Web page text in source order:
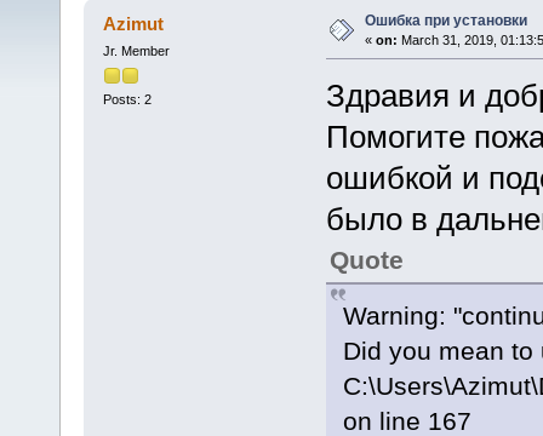
Azimut
Jr. Member
Posts: 2
Ошибка при установки
« on: March 31, 2019,
Здравия и
Помогите
ошибкой и
было в
Quote
Warning:
Did you mean to
on line 167